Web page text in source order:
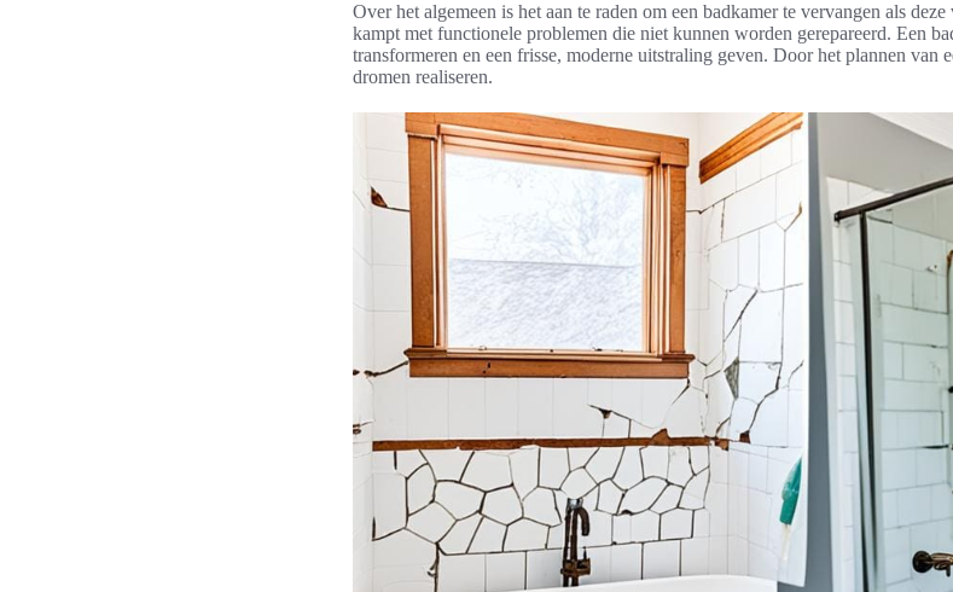
Over het algemeen is het aan te raden om een badkamer te vervangen als
kampt met functionele problemen die niet kunnen worden gerepareerd. Een
transformeren en een frisse, moderne uitstraling geven. Door het plannen van
dromen realiseren.